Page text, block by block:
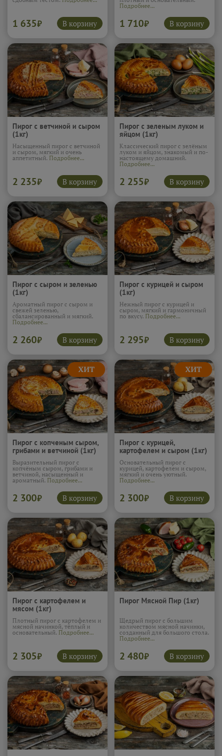
1 635₽ В корзину
Подробнее...
1 710₽ В корзину
Пирог с ветчиной и сыром
(1кг)
Насыщенный пирог с ветчиной
и сыром, мягкий и очень
аппетитный. Подробнее...
2 235₽ В корзину
Пирог с зеленым луком и
яйцом (1кг)
Классический пирог с зелёным
луком и яйцом, знакомый и по-
настоящему домашний.
Подробнее...
2 255₽ В корзину
Пирог с сыром и зеленью
(1кг)
Ароматный пирог с сыром и
свежей зеленью,
сбалансированный и мягкий.
Подробнее...
2 260₽ В корзину
Пирог с курицей и сыром
(1кг)
Нежный пирог с курицей и
сыром, мягкий и гармоничный
по вкусу. Подробнее...
2 295₽ В корзину
Пирог с копченым сыром,
грибами и ветчиной (1кг)
Выразительный пирог с
копчёным сыром, грибами и
ветчиной, насыщенный и
ароматный. Подробнее...
2 300₽ В корзину
Пирог с курицей,
картофелем и сыром (1кг)
Основательный пирог с
курицей, картофелем и сыром,
мягкий и очень уютный.
Подробнее...
2 300₽ В корзину
Пирог с картофелем и
мясом (1кг)
Плотный пирог с картофелем и
мясной начинкой, тёплый и
основательный. Подробнее...
2 305₽ В корзину
Пирог Мясной Пир (1кг)
Щедрый пирог с большим
количеством мясной начинки,
созданный для большого стола.
Подробнее...
2 480₽ В корзину